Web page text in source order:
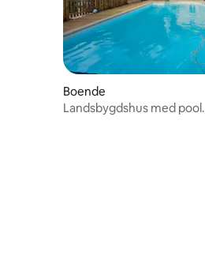
Boende
Landsbygdshus med pool.